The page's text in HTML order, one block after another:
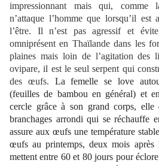
impressionnant mais qui, comme
n’attaque l’homme que lorsqu’il est
l’être. Il n’est pas agressif et
omniprésent en Thaïlande dans les
plaines mais loin de l’agitation des
ovipare, il est le seul serpent qui
des œufs. La femelle se love
(feuilles de bambou en général) et
cercle grâce à son grand corps,
branchages arrondi qui se réchauffe
assure aux œufs une température
œufs au printemps, deux mois
mettent entre 60 et 80 jours pour